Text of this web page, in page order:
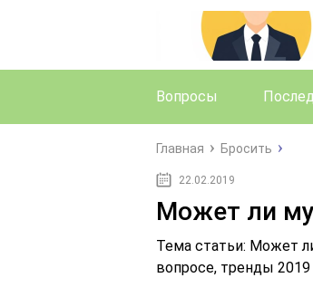
Вопросы
Главная Бросить
22.02.2019
Может ли
Тема статьи: Может
вопросе, тренды 2019